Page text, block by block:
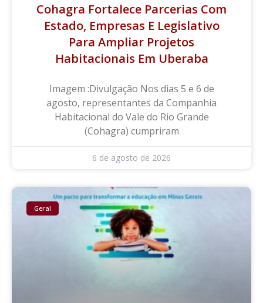
Cohagra Fortalece Parcerias Com
Estado, Empresas E Legislativo
Para Ampliar Projetos
Habitacionais Em Uberaba
Imagem :Divulgação Nos dias 5 e 6 de
agosto, representantes da Companhia
Habitacional do Vale do Rio Grande
(Cohagra) cumpriram
6 de agosto de 2026
Geral